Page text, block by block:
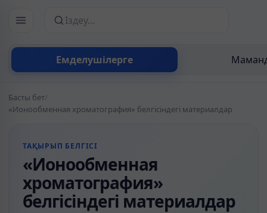
Емделушілерге
Сайттан іздеу
Басты бет/
«Ионообменная хроматография» белгісіндегі материалдар
ТАҚЫРЫП БЕЛГІСІ
«Ионообменная
хроматография»
белгісіндегі материалдар